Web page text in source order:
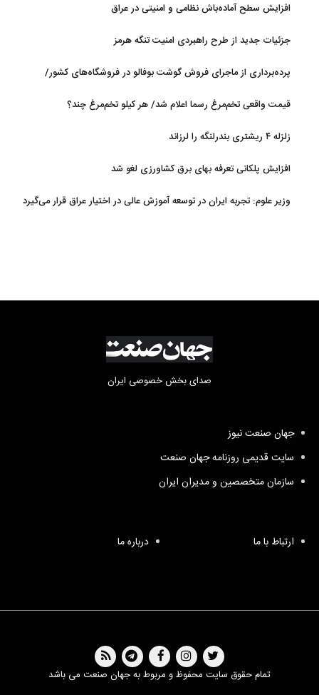
افزایش سطح آماده‌باش نظامی و امنیتی در عراق
جزئیات جدید از طرح راهبردی امنیت تنگه هرمز
پرده‌برداری از ماجرای فروش گوشت بوفالو در فروشگاه‌های کشور/
قیمت واقعی تخم‌مرغ رسما اعلام شد/ هر کیلو تخم‌مرغ چند؟
زلزله ۴ ریشتری بندرلنگه را لرزاند
افزایش پلکانی تعرفه بهای برق کشاورزی لغو شد
وزیر علوم: تجربه ایران در توسعه آموزش عالی در اختیار عراق قرار می‌گیرد
صدای بخش خصوصی ایران
جهان صنعت نیوز
سایت قدیمی روزنامه جهان صنعت
سازمان متخصصین و مدیران ایران
ارتباط با ما درباره ما
تمام حقوق سایت محفوظ و مربوط به جهان صنعت می باشد